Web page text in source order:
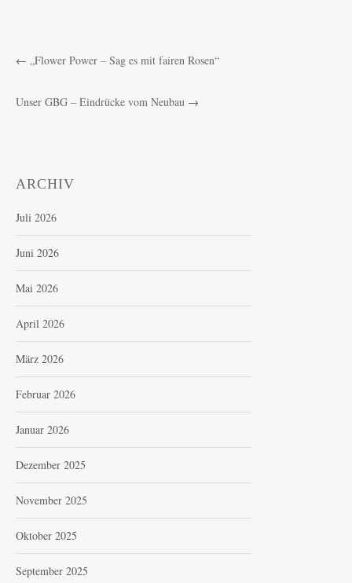
← „Flower Power – Sag es mit fairen Rosen“
Unser GBG – Eindrücke vom Neubau →
ARCHIV
Juli 2026
Juni 2026
Mai 2026
April 2026
März 2026
Februar 2026
Januar 2026
Dezember 2025
November 2025
Oktober 2025
September 2025